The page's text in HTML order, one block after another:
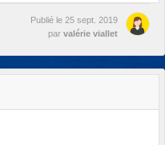
Publié le 25 sept. 2019
par valérie viallet